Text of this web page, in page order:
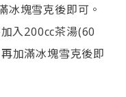
冰塊雪克後即可。
入200cc茶湯(60
加滿冰塊雪克後即